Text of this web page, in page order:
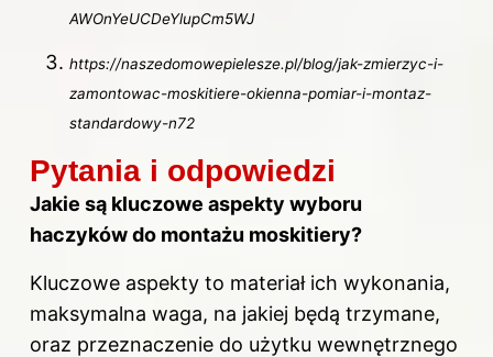
AWOnYeUCDeYlupCm5WJ
https://naszedomowepielesze.pl/blog/jak-zmierzyc-i-
zamontowac-moskitiere-okienna-pomiar-i-montaz-
standardowy-n72
Pytania i odpowiedzi
Jakie są kluczowe aspekty wyboru
haczyków do montażu moskitiery?
Kluczowe aspekty to materiał ich wykonania,
maksymalna waga, na jakiej będą trzymane,
oraz przeznaczenie do użytku wewnętrznego